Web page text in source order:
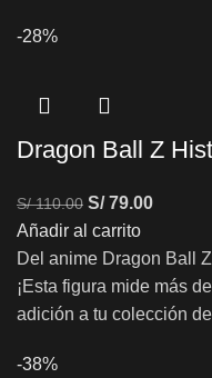
-28%
Dragon Ball Z
S/110.00 S/79.00
Añadir al carrito
Del anime Dragon Ball
¡Esta figura mide más
adición a tu colección
-38%